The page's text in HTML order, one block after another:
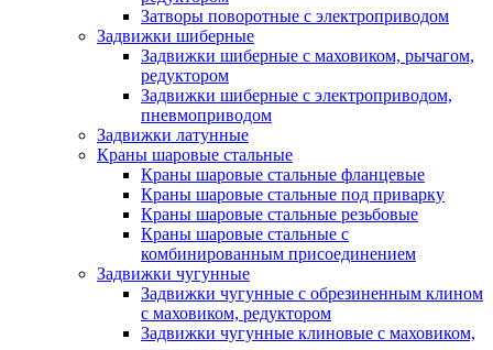
Затворы поворотные с электроприводом
Задвижки шиберные
Задвижки шиберные с маховиком, рычагом,
редуктором
Задвижки шиберные с электроприводом,
пневмоприводом
Задвижки латунные
Краны шаровые стальные
Краны шаровые стальные фланцевые
Краны шаровые стальные под приварку
Краны шаровые стальные резьбовые
Краны шаровые стальные с
комбинированным присоединением
Задвижки чугунные
Задвижки чугунные с обрезиненным клином
с маховиком, редуктором
Задвижки чугунные клиновые с маховиком,